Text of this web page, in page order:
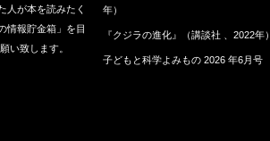
人が本を読みたく
情報貯金箱」を目
い致します。
年）
『クジラの進化』（講談社 、2022年）
子どもと科学よみもの 2026 年6月号